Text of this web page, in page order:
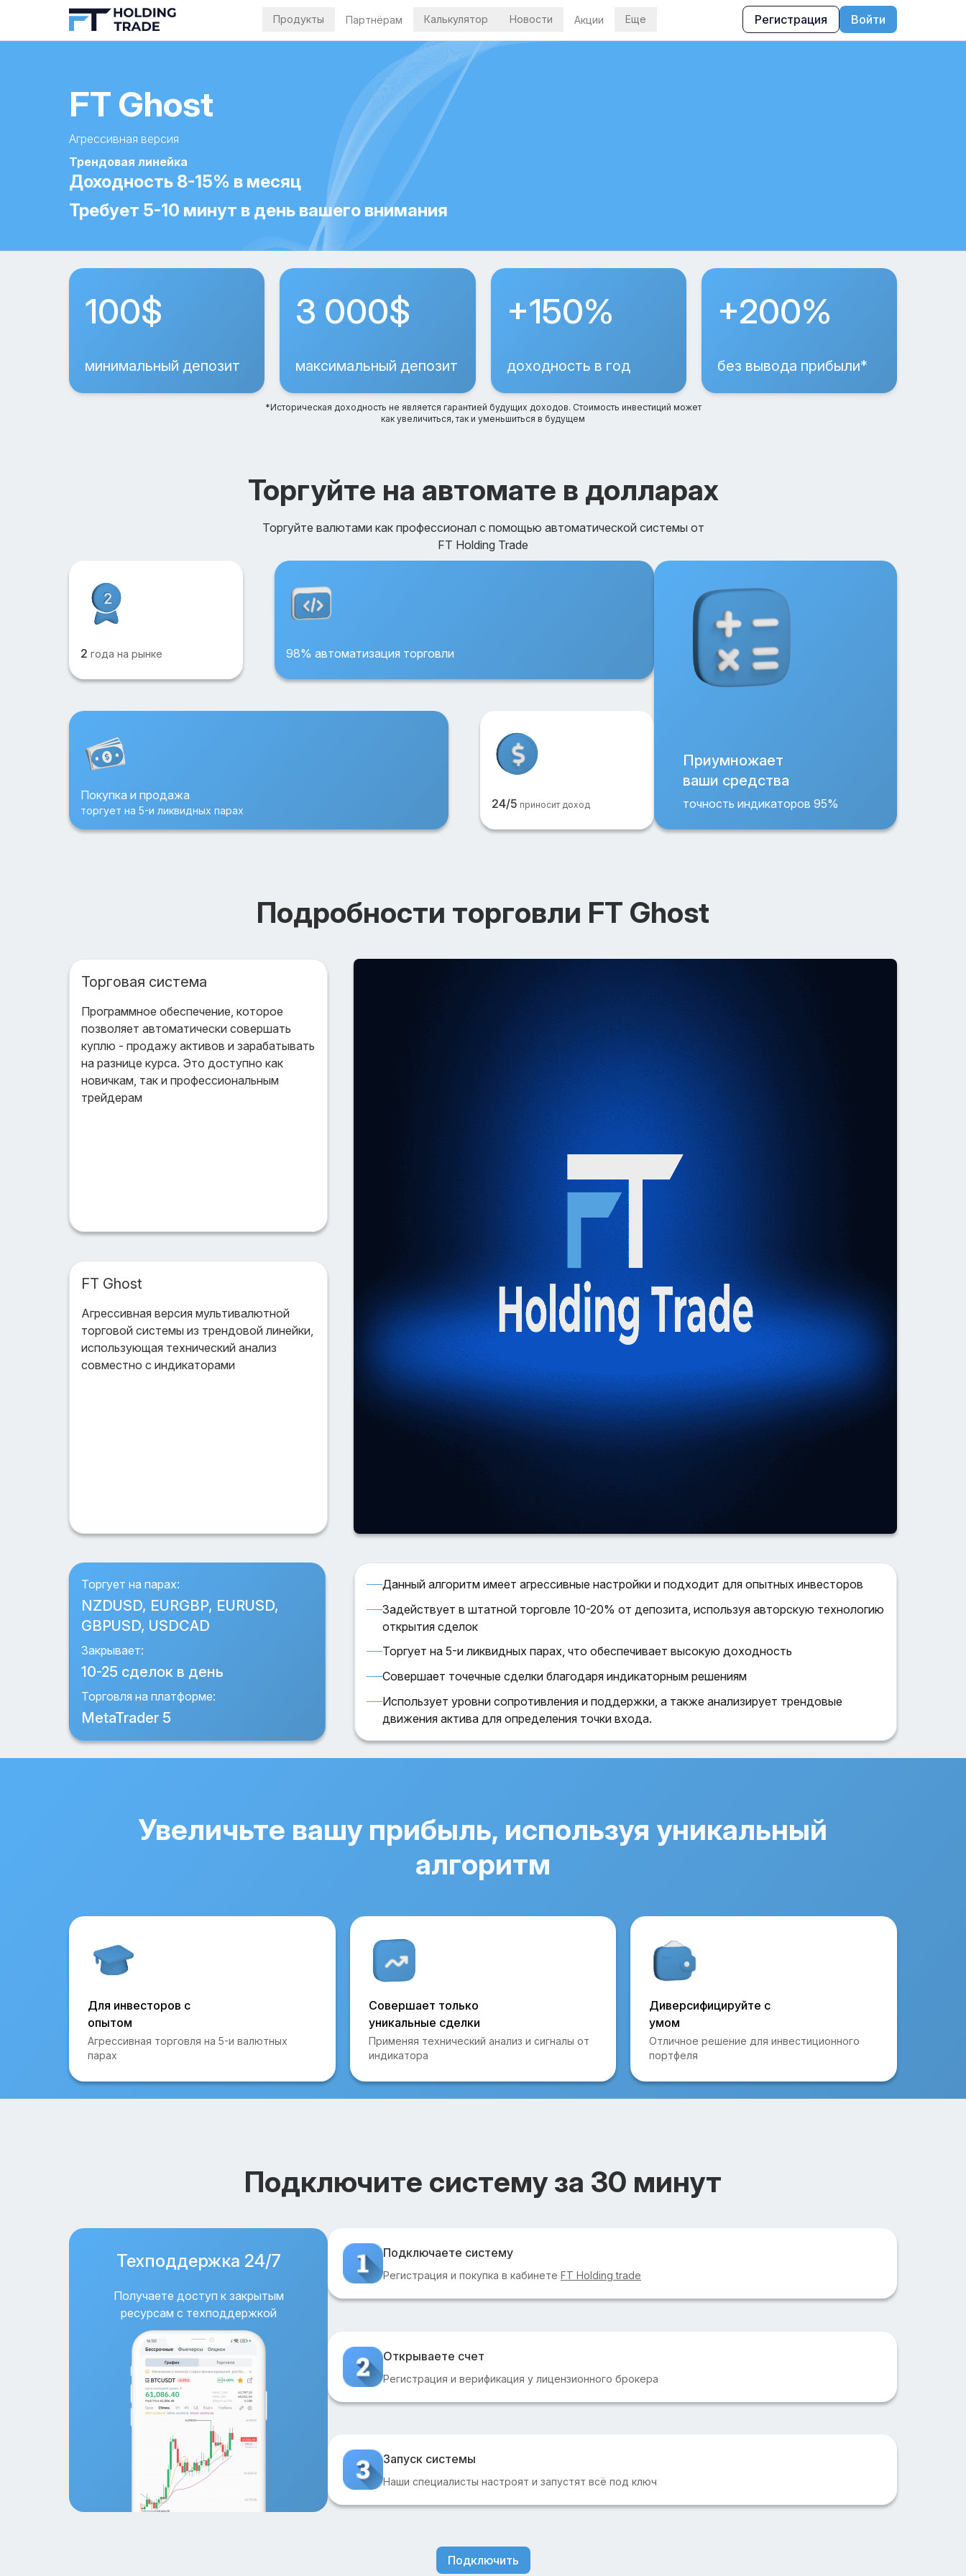
Продукты Партнёрам Калькулятор Новости Акции Еще Регистрация Войти
FT Ghost
Агрессивная версия
Трендовая линейка
Доходность 8-15% в месяц
Требует 5-10 минут в день вашего внимания
100$
минимальный депозит
3 000$
максимальный депозит
+150%
доходность в год
+200%
без вывода прибыли*
*Историческая доходность не является гарантией будущих доходов. Стоимость инвестиций может
как увеличиться, так и уменьшиться в будущем
Торгуйте на автомате в долларах
Торгуйте валютами как профессионал с помощью автоматической системы от
FT Holding Trade
2 года на рынке 98% автоматизация торговли
Покупка и продажа
торгует на 5-и ликвидных парах 24/5 приносит доход
Приумножает
ваши средства
точность индикаторов 95%
Подробности торговли FT Ghost
Торговая система
Программное обеспечение, которое
позволяет автоматически совершать
куплю - продажу активов и зарабатывать
на разнице курса. Это доступно как
новичкам, так и профессиональным
трейдерам
FT Ghost
Агрессивная версия мультивалютной
торговой системы из трендовой линейки,
использующая технический анализ
совместно с индикаторами
Торгует на парах:
NZDUSD, EURGBP, EURUSD,
GBPUSD, USDCAD
Закрывает:
10-25 сделок в день
Торговля на платформе:
MetaTrader 5
Данный алгоритм имеет агрессивные настройки и подходит для опытных инвесторов
Задействует в штатной торговле 10-20% от депозита, используя авторскую технологию
открытия сделок
Торгует на 5-и ликвидных парах, что обеспечивает высокую доходность
Совершает точечные сделки благодаря индикаторным решениям
Использует уровни сопротивления и поддержки, а также анализирует трендовые
движения актива для определения точки входа.
Увеличьте вашу прибыль, используя уникальный
алгоритм
Для инвесторов с
опытом
Агрессивная торговля на 5-и валютных
парах
Совершает только
уникальные сделки
Применяя технический анализ и сигналы от
индикатора
Диверсифицируйте с
умом
Отличное решение для инвестиционного
портфеля
Подключите систему за 30 минут
Подключаете систему
Регистрация и покупка в кабинете FT Holding trade
Открываете счет
Регистрация и верификация у лицензионного брокера
Запуск системы
Наши специалисты настроят и запустят всё под ключ
Техподдержка 24/7
Получаете доступ к закрытым
ресурсам с техподдержкой
Подключить